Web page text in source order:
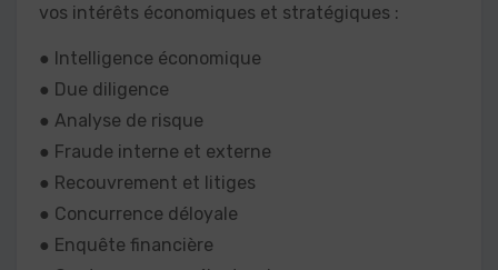
vos intérêts économiques et stratégiques :
● Intelligence économique
● Due diligence
● Analyse de risque
● Fraude interne et externe
● Recouvrement et litiges
● Concurrence déloyale
● Enquête financière